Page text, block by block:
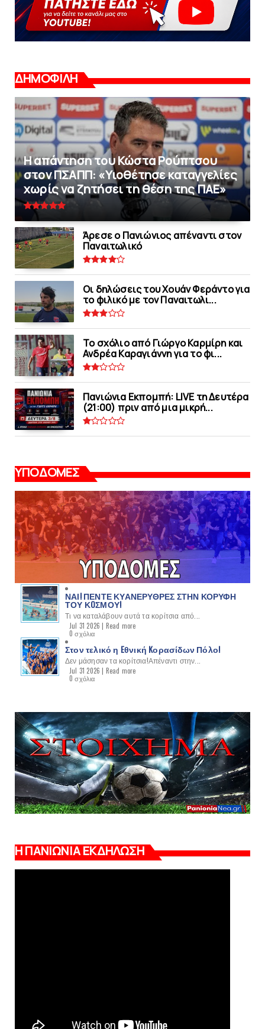
ΔΗΜΟΦΙΛΗ
Η απάντηση του Κώστα Ρούπτσου
στον ΠΣΑΠΠ: «Υιοθέτησε καταγγελίες
χωρίς να ζητήσει τη θέση της ΠAΕ»
Άρεσε ο Πανιώνιος απέναντι στoν
Παναιτωλικό
Οι δηλώσεις του Χουάν Φεράντο για
το φιλικό με τoν Παναιτωλι...
Το σχόλιο από Γιώργο Καρμίρη και
Ανδρέα Καραγιάννη για το φι...
Πανιώνια Εκπομπή: LIVE τη Δευτέρα
(21:00) πριν από μια μικρή...
ΥΠΟΔΟΜΕΣ
ΝΑΙ! ΠΕΝΤΕ ΚΥΑΝΕΡΥΘΡΕΣ ΣΤΗΝ ΚΟΡΥΦΗ
ΤΟΥ ΚOΣΜΟΥ!
Τι να καταλάβουν αυτά τα κορίτσια από...
Jul 31 2026 | Read more
0 σχόλια
Στον τελικό η Eθνική Kορασίδων Πόλο!
Δεν μάσησαν τα κορίτσια!Απέναντι στην...
Jul 31 2026 | Read more
0 σχόλια
Η ΠΑΝΙΩΝΙΑ ΕΚΔΗΛΩΣΗ